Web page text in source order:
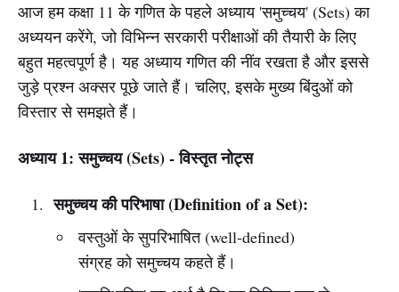
आज हम कक्षा 11 के गणित के पहले अध्याय 'समुच्चय' (Sets) का
अध्ययन करेंगे, जो विभिन्न सरकारी परीक्षाओं की तैयारी के लिए
बहुत महत्वपूर्ण है। यह अध्याय गणित की नींव रखता है और इससे
जुड़े प्रश्न अक्सर पूछे जाते हैं। चलिए, इसके मुख्य बिंदुओं को
विस्तार से समझते हैं।
अध्याय 1: समुच्चय (Sets) - विस्तृत नोट्स
समुच्चय की परिभाषा (Definition of a Set):
वस्तुओं के सुपरिभाषित (well-defined)
संग्रह को समुच्चय कहते हैं।